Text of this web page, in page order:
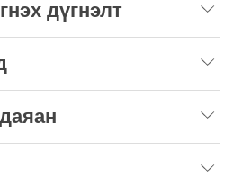
дүгнэлт